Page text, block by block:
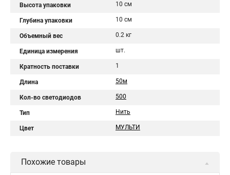
Высота упаковки 10 см
Глубина упаковки 10 см
Объемный вес 0.2 кг
Единица измерения шт.
Кратность поставки 1
Длина 50м
Кол-во светодиодов 500
Тип Нить
Цвет МУЛЬТИ
Похожие товары